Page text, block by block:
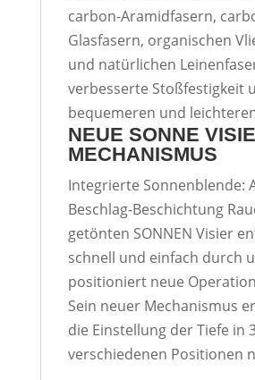
carbon-Aramidfasern,
Glasfasern, organischen
und natürlichen
verbesserte Stoßfestigkeit
bequemeren und
NEUE SONNE
MECHANISMUS
Integrierte Sonnenblende:
Beschlag-Beschichtung
getönten SONNEN Visier
schnell und einfach durch
positioniert neue
Sein neuer Mechanismus
die Einstellung der Tiefe in
verschiedenen Positionen